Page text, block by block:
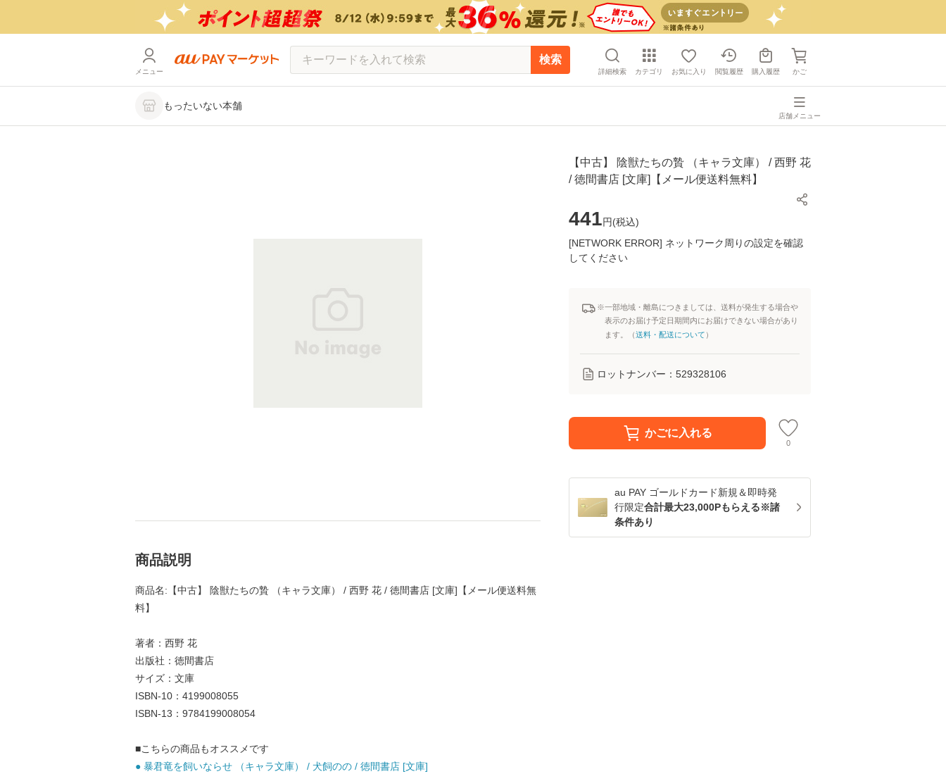
メニュー
検索
詳細検索 カテゴリ お気に入り 閲覧履歴 購入履歴 かご
もったいない本舗
店舗メニュー
【中古】 陰獣たちの贄 （キャラ文庫） / 西野 花
/ 徳間書店 [文庫]【メール便送料無料】
441円(税込)
[NETWORK ERROR] ネットワーク周りの設定を確認
してください
※一部地域・離島につきましては、送料が発生する場合や
表示のお届け予定日期間内にお届けできない場合があり
ます。（送料・配送について ）
ロットナンバー： 529328106
かごに入れる
0
au PAY ゴールドカード新規＆即時発
行限定合計最大23,000Pもらえる※諸
条件あり
商品説明
商品名:【中古】 陰獣たちの贄 （キャラ文庫） / 西野 花 / 徳間書店 [文庫]【メール便送料無
料】
著者：西野 花
出版社：徳間書店
サイズ：文庫
ISBN-10：4199008055
ISBN-13：9784199008054
■こちらの商品もオススメです
● 暴君竜を飼いならせ （キャラ文庫） / 犬飼のの / 徳間書店 [文庫]